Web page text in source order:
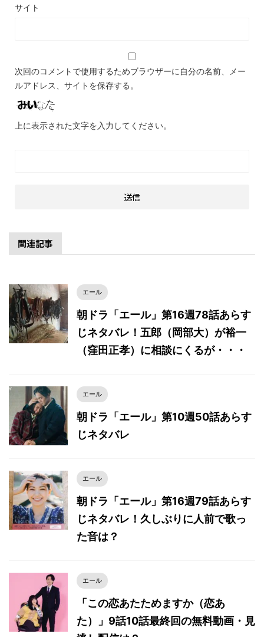
サイト
次回のコメントで使用するためブラウザーに自分の名前、メー
ルアドレス、サイトを保存する。
上に表示された文字を入力してください。
関連記事
エール
朝ドラ「エール」第16週78話あらす
じネタバレ！五郎（岡部大）が裕一
（窪田正孝）に相談にくるが・・・
エール
朝ドラ「エール」第10週50話あらす
じネタバレ
エール
朝ドラ「エール」第16週79話あらす
じネタバレ！久しぶりに人前で歌っ
た音は？
エール
「この恋あたためますか（恋あ
た）」9話10話最終回の無料動画・見